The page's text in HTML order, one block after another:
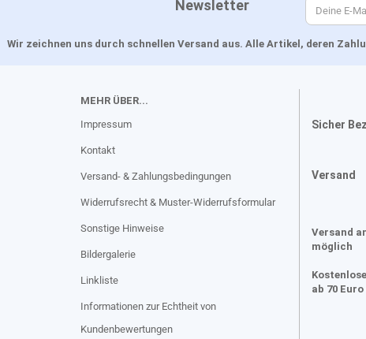
Newsletter
Wir zeichnen uns durch schnellen Versand aus. Alle Artikel, deren
MEHR ÜBER...
Impressum
Kontakt
Versand- & Zahlungsbedingungen
Widerrufsrecht & Muster-Widerrufsformular
Sonstige Hinweise
Bildergalerie
Linkliste
Informationen zur Echtheit von
Kundenbewertungen
Sicher
Versand
Versand
möglich
ab 70